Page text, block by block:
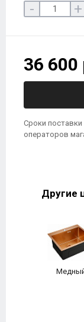
- +
36 600
Сроки
операторов
Другие